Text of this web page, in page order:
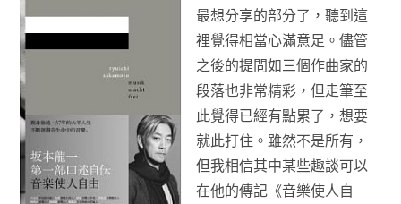
最想分享的部分了，聽到這
裡覺得相當心滿意足。儘管
之後的提問如三個作曲家的
段落也非常精彩，但走筆至
此覺得已經有點累了，想要
就此打住。雖然不是所有，
但我相信其中某些趣談可以
在他的傳記《音樂使人自